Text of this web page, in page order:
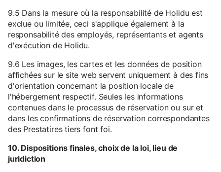
9.5 Dans la mesure où la responsabilité de Holidu est
exclue ou limitée, ceci s'applique également à la
responsabilité des employés, représentants et agents
d'exécution de Holidu.
9.6 Les images, les cartes et les données de position
affichées sur le site web servent uniquement à des fins
d'orientation concernant la position locale de
l'hébergement respectif. Seules les informations
contenues dans le processus de réservation ou sur et
dans les confirmations de réservation correspondantes
des Prestatires tiers font foi.
10. Dispositions finales, choix de la loi, lieu de
juridiction